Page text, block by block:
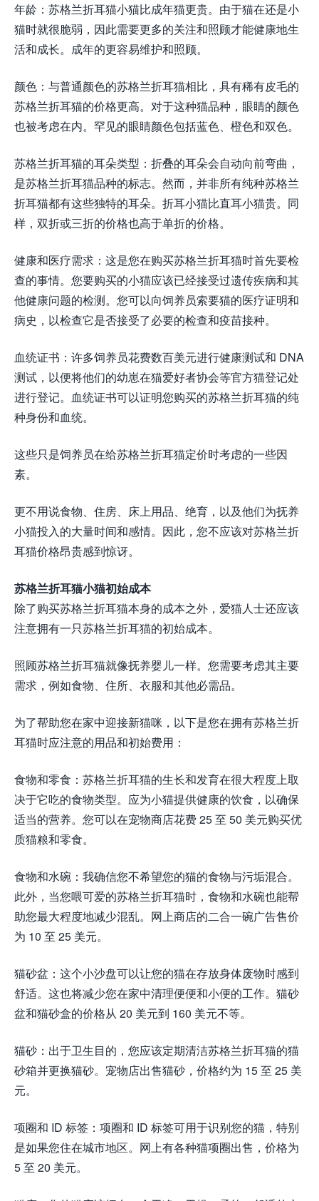
年龄：苏格兰折耳猫小猫比成年猫更贵。由于猫在还是小
猫时就很脆弱，因此需要更多的关注和照顾才能健康地生
活和成长。成年的更容易维护和照顾。
颜色：与普通颜色的苏格兰折耳猫相比，具有稀有皮毛的
苏格兰折耳猫的价格更高。对于这种猫品种，眼睛的颜色
也被考虑在内。罕见的眼睛颜色包括蓝色、橙色和双色。
苏格兰折耳猫的耳朵类型：折叠的耳朵会自动向前弯曲，
是苏格兰折耳猫品种的标志。然而，并非所有纯种苏格兰
折耳猫都有这些独特的耳朵。折耳小猫比直耳小猫贵。同
样，双折或三折的价格也高于单折的价格。
健康和医疗需求：这是您在购买苏格兰折耳猫时首先要检
查的事情。您要购买的小猫应该已经接受过遗传疾病和其
他健康问题的检测。您可以向饲养员索要猫的医疗证明和
病史，以检查它是否接受了必要的检查和疫苗接种。
血统证书：许多饲养员花费数百美元进行健康测试和 DNA
测试，以便将他们的幼崽在猫爱好者协会等官方猫登记处
进行登记。血统证书可以证明您购买的苏格兰折耳猫的纯
种身份和血统。
这些只是饲养员在给苏格兰折耳猫定价时考虑的一些因
素。
更不用说食物、住房、床上用品、绝育，以及他们为抚养
小猫投入的大量时间和感情。因此，您不应该对苏格兰折
耳猫价格昂贵感到惊讶。
苏格兰折耳猫小猫初始成本
除了购买苏格兰折耳猫本身的成本之外，爱猫人士还应该
注意拥有一只苏格兰折耳猫的初始成本。
照顾苏格兰折耳猫就像抚养婴儿一样。您需要考虑其主要
需求，例如食物、住所、衣服和其他必需品。
为了帮助您在家中迎接新猫咪，以下是您在拥有苏格兰折
耳猫时应注意的用品和初始费用：
食物和零食：苏格兰折耳猫的生长和发育在很大程度上取
决于它吃的食物类型。应为小猫提供健康的饮食，以确保
适当的营养。您可以在宠物商店花费 25 至 50 美元购买优
质猫粮和零食。
食物和水碗：我确信您不希望您的猫的食物与污垢混合。
此外，当您喂可爱的苏格兰折耳猫时，食物和水碗也能帮
助您最大程度地减少混乱。网上商店的二合一碗广告售价
为 10 至 25 美元。
猫砂盆：这个小沙盘可以让您的猫在存放身体废物时感到
舒适。这也将减少您在家中清理便便和小便的工作。猫砂
盆和猫砂盒的价格从 20 美元到 160 美元不等。
猫砂：出于卫生目的，您应该定期清洁苏格兰折耳猫的猫
砂箱并更换猫砂。宠物店出售猫砂，价格约为 15 至 25 美
元。
项圈和 ID 标签：项圈和 ID 标签可用于识别您的猫，特别
是如果您住在城市地区。网上有各种猫项圈出售，价格为
5 至 20 美元。